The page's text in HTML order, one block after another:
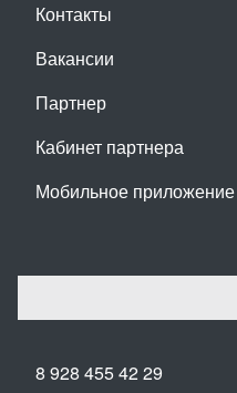
Контакты
Вакансии
Партнер
Кабинет партнера
Мобильное приложение
8 928 455 42 29